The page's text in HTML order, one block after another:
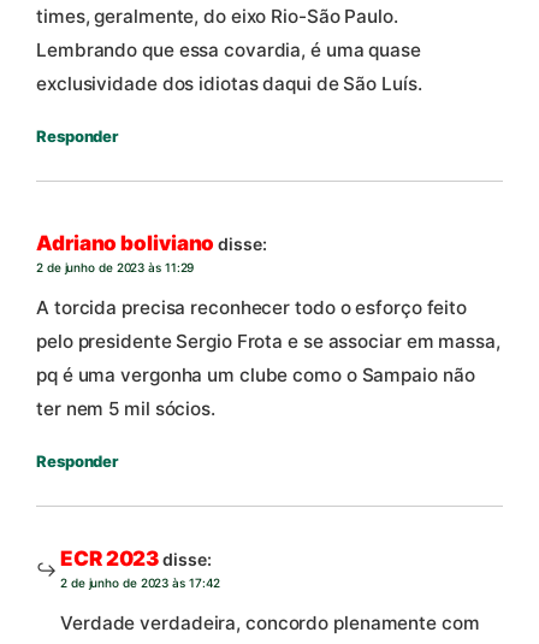
times, geralmente, do eixo Rio-São Paulo.
Lembrando que essa covardia, é uma quase
exclusividade dos idiotas daqui de São Luís.
Responder
Adriano boliviano disse:
2 de junho de 2023 às 11:29
A torcida precisa reconhecer todo o esforço feito
pelo presidente Sergio Frota e se associar em massa,
pq é uma vergonha um clube como o Sampaio não
ter nem 5 mil sócios.
Responder
ECR 2023disse:
2 de junho de 2023 às 17:42
Verdade verdadeira, concordo plenamente com